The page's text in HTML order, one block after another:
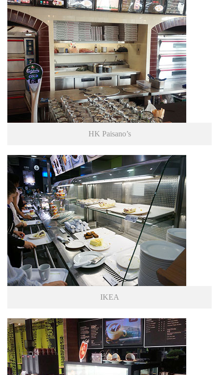
HK Paisano’s
IKEA